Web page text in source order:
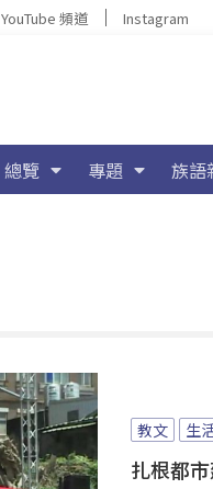
YouTube 頻道 Instagram
總覽 專題 族語
教文 生
扎根都